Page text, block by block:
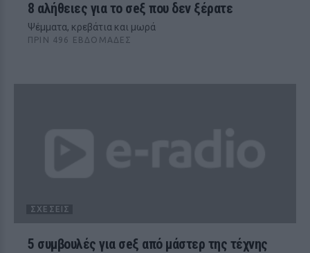
8 αλήθειες για το σeξ που δεν ξέρατε
Ψέμματα, κρεβάτια και μωρά
ΠΡΙΝ 496 ΕΒΔΟΜΆΔΕΣ
ΣΧΈΣΕΙΣ
5 συμβουλές για σeξ από μάστερ της τέχνης